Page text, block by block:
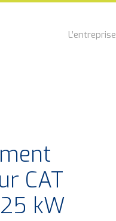
L’entreprise
CAT
kW